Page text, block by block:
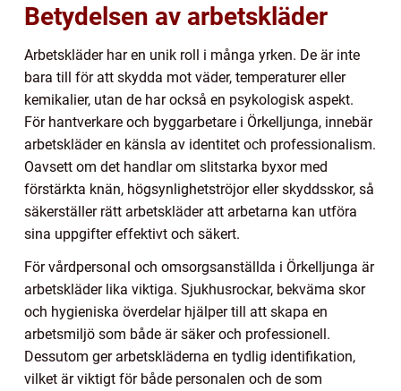
Betydelsen av arbetskläder
Arbetskläder har en unik roll i många yrken. De är inte
bara till för att skydda mot väder, temperaturer eller
kemikalier, utan de har också en psykologisk aspekt.
För hantverkare och byggarbetare i Örkelljunga, innebär
arbetskläder en känsla av identitet och professionalism.
Oavsett om det handlar om slitstarka byxor med
förstärkta knän, högsynlighetströjor eller skyddsskor, så
säkerställer rätt arbetskläder att arbetarna kan utföra
sina uppgifter effektivt och säkert.
För vårdpersonal och omsorgsanställda i Örkelljunga är
arbetskläder lika viktiga. Sjukhusrockar, bekväma skor
och hygieniska överdelar hjälper till att skapa en
arbetsmiljö som både är säker och professionell.
Dessutom ger arbetskläderna en tydlig identifikation,
vilket är viktigt för både personalen och de som